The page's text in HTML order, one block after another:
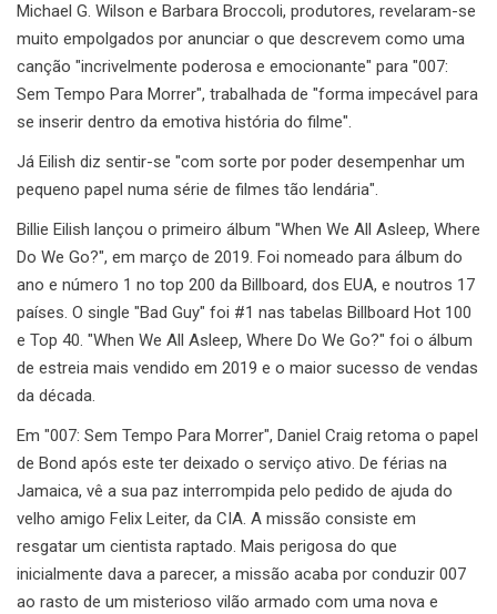
Michael G. Wilson e Barbara Broccoli, produtores, revelaram-se
muito empolgados por anunciar o que descrevem como uma
canção "incrivelmente poderosa e emocionante" para "007:
Sem Tempo Para Morrer", trabalhada de "forma impecável para
se inserir dentro da emotiva história do filme".
Já Eilish diz sentir-se "com sorte por poder desempenhar um
pequeno papel numa série de filmes tão lendária".
Billie Eilish lançou o primeiro álbum "When We All Asleep, Where
Do We Go?", em março de 2019. Foi nomeado para álbum do
ano e número 1 no top 200 da Billboard, dos EUA, e noutros 17
países. O single "Bad Guy" foi #1 nas tabelas Billboard Hot 100
e Top 40. "When We All Asleep, Where Do We Go?" foi o álbum
de estreia mais vendido em 2019 e o maior sucesso de vendas
da década.
Em "007: Sem Tempo Para Morrer", Daniel Craig retoma o papel
de Bond após este ter deixado o serviço ativo. De férias na
Jamaica, vê a sua paz interrompida pelo pedido de ajuda do
velho amigo Felix Leiter, da CIA. A missão consiste em
resgatar um cientista raptado. Mais perigosa do que
inicialmente dava a parecer, a missão acaba por conduzir 007
ao rasto de um misterioso vilão armado com uma nova e